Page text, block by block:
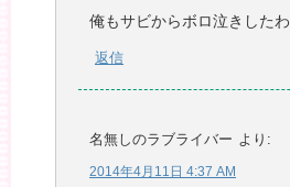
俺もサビからボロ泣きしたわ
返信
名無しのラブライバー より:
2014年4月11日 4:37 AM